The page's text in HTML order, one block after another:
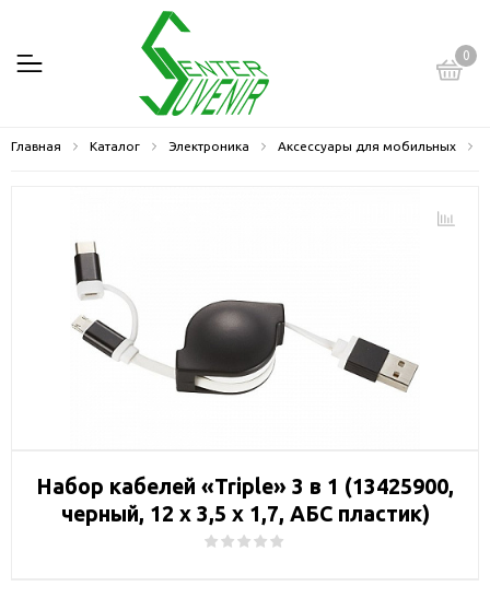
0
Главная Каталог Электроника Аксессуары для мобильных
Набор кабелей «Triple» 3 в 1 (13425900,
черный, 12 х 3,5 х 1,7, АБС пластик)